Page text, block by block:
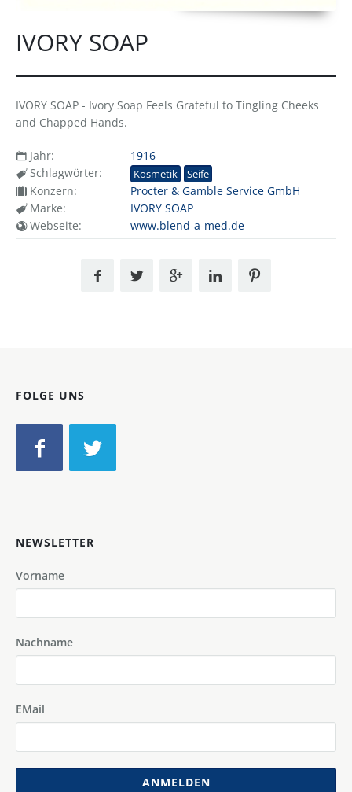
IVORY SOAP
IVORY SOAP - Ivory Soap Feels Grateful to Tingling Cheeks
and Chapped Hands.
Jahr:
1916
Schlagwörter:
Kosmetik Seife
Konzern:
Procter & Gamble Service GmbH
Marke:
IVORY SOAP
Webseite:
www.blend-a-med.de
FOLGE UNS
NEWSLETTER
Vorname
Nachname
EMail
ANMELDEN